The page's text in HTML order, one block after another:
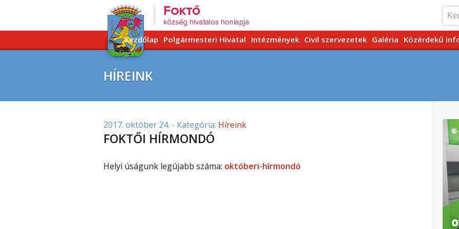
Kezdőlap Polgármesteri Hivatal Intézmények Civil szervezetek Galéria Közérdekű
HÍREINK
2017. október 24. - Kategória: Híreink
FOKTŐI HÍRMONDÓ
Helyi úságunk legújabb száma: októberi-hírmondó